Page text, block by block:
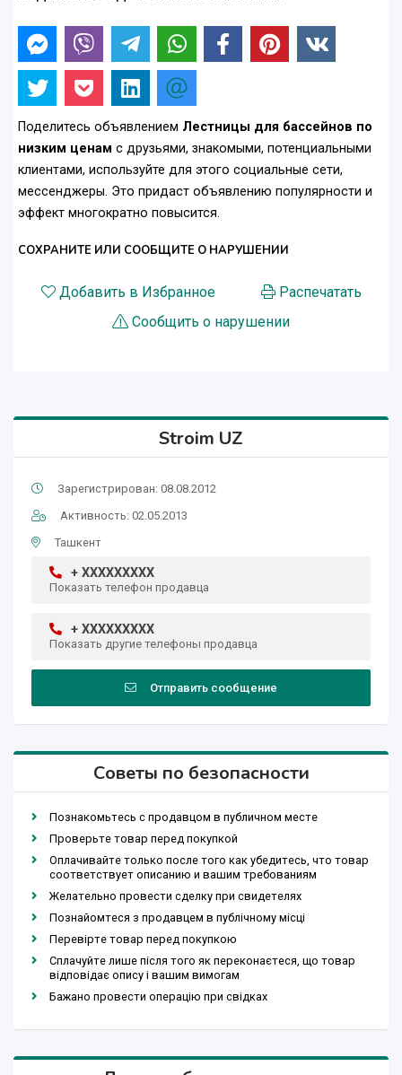
Поделитесь объявлением Лестницы для бассейнов по
низким ценам с друзьями, знакомыми, потенциальными
клиентами, используйте для этого социальные сети,
мессенджеры. Это придаст объявлению популярности и
эффект многократно повысится.
СОХРАНИТЕ ИЛИ СООБЩИТЕ О НАРУШЕНИИ
Добавить в Избранное
Распечатать
Сообщить о нарушении
Stroim UZ
Зарегистрирован: 08.08.2012
Активность: 02.05.2013
Ташкент
+ XXXXXXXXX
Показать телефон продавца
+ XXXXXXXXX
Показать другие телефоны продавца
Отправить сообщение
Советы по безопасности
Познакомьтесь с продавцом в публичном месте
Проверьте товар перед покупкой
Оплачивайте только после того как убедитесь, что товар
соответствует описанию и вашим требованиям
Желательно провести сделку при свидетелях
Познайомтеся з продавцем в публічному місці
Перевірте товар перед покупкою
Сплачуйте лише після того як переконаєтеся, що товар
відповідає опису і вашим вимогам
Бажано провести операцію при свідках